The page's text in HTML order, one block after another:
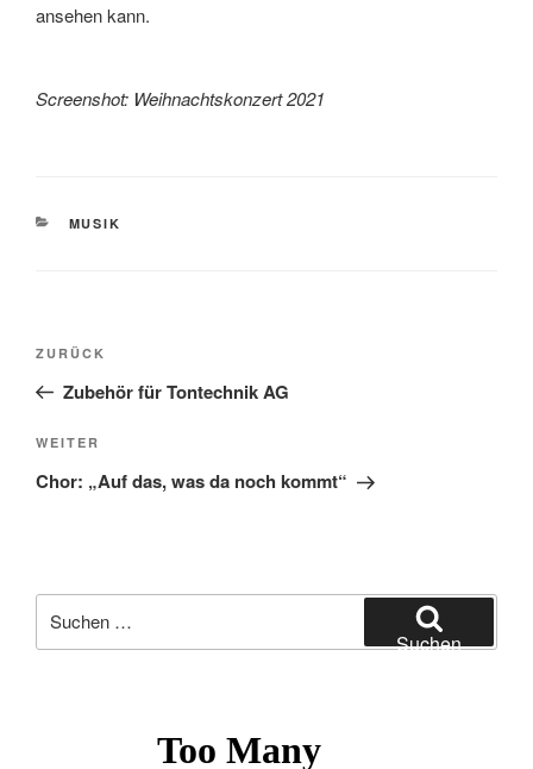
ansehen kann.
Screenshot: Weihnachtskonzert 2021
KATEGORIEN
MUSIK
Beitragsnavigation
Vorheriger
Beitrag
ZURÜCK
Zubehör für Tontechnik AG
Nächster
Beitrag
WEITER
Chor: „Auf das, was da noch kommt“
nach:
Suchen